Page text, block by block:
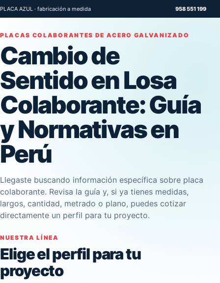
PLACA AZUL · fabricación a medida 958 551 199
PLACAS COLABORANTES DE ACERO GALVANIZADO
Cambio de
Sentido en Losa
Colaborante: Guía
y Normativas en
Perú
Llegaste buscando información específica sobre placa
colaborante. Revisa la guía y, si ya tienes medidas,
largos, cantidad, metrado o plano, puedes cotizar
directamente un perfil para tu proyecto.
NUESTRA LÍNEA
Elige el perfil para tu
proyecto